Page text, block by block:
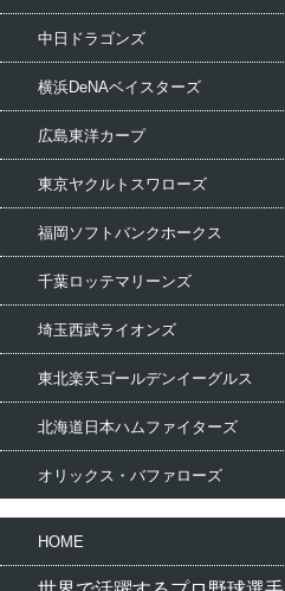
中日ドラゴンズ
横浜DeNAベイスターズ
広島東洋カープ
東京ヤクルトスワローズ
福岡ソフトバンクホークス
千葉ロッテマリーンズ
埼玉西武ライオンズ
東北楽天ゴールデンイーグルス
北海道日本ハムファイターズ
オリックス・バファローズ
HOME